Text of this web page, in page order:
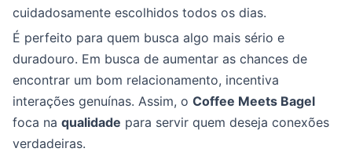
cuidadosamente escolhidos todos os dias.
É perfeito para quem busca algo mais sério e
duradouro. Em busca de aumentar as chances de
encontrar um bom relacionamento, incentiva
interações genuínas. Assim, o Coffee Meets Bagel
foca na qualidade para servir quem deseja conexões
verdadeiras.